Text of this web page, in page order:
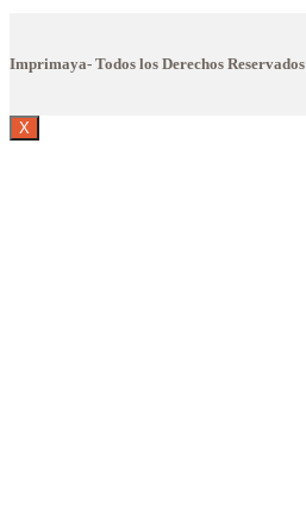
Imprimaya- Todos los Derechos Reservados
X